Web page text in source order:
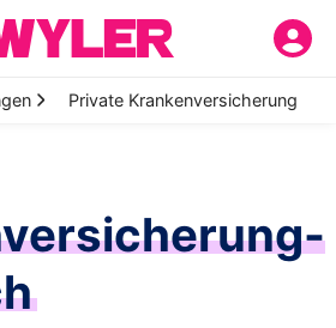
Private Krankenversicherung